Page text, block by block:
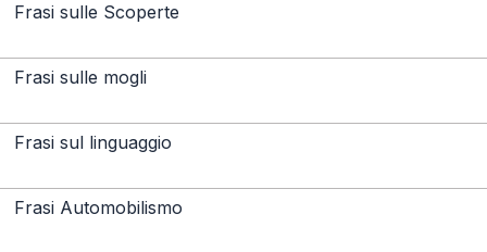
Frasi sulle Scoperte
Frasi sulle mogli
Frasi sul linguaggio
Frasi Automobilismo